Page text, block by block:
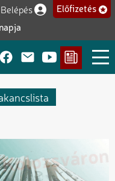
Felhasználói fiók
Belépés Előfizetés